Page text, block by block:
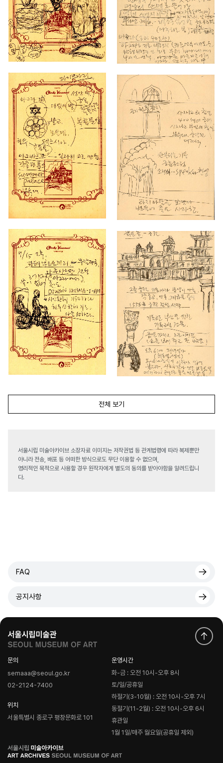
전체 보기
서울시립 미술아카이브 소장자료 이미지는 저작권법 등 관계법령에 따라 복제뿐만
아니라 전송, 배포 등 어떠한 방식으로도 무단 이용할 수 없으며,
영리적인 목적으로 사용할 경우 원작자에게 별도의 동의를 받아야함을 알려드립니
다.
FAQ
공지사항
문의
semaaa@seoul.go.kr
02-2124-7400
위치
서울특별시 종로구 평창문화로 101
운영시간
화-금 : 오전 10시-오후 8시
토/일/공휴일
하절기(3-10월) : 오전 10시-오후 7시
동절기(11-2월) : 오전 10시-오후 6시
휴관일
1월 1일/매주 월요일(공휴일 제외)
로
고